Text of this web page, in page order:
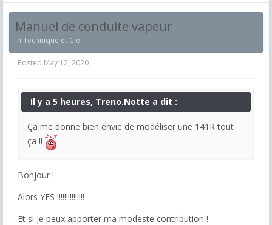
Manuel de conduite vapeur
in Technique et Cie.
Posted May 12, 2020
Il y a 5 heures, Treno.Notte a dit :
Ça me donne bien envie de modéliser une 141R tout
ça !!
Bonjour !
Alors YES !!!!!!!!!!!!!!!
Et si je peux apporter ma modeste contribution !